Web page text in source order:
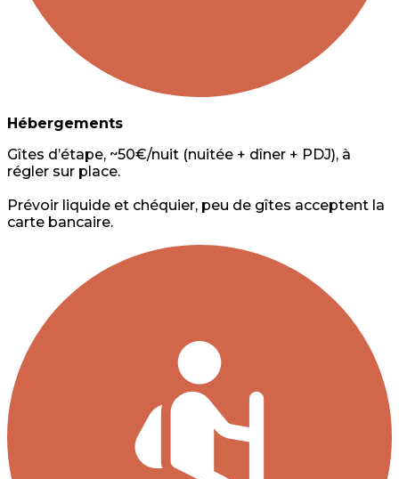
Hébergements
Gîtes d’étape, ~50€/nuit (nuitée + dîner + PDJ), à
régler sur place.
Prévoir liquide et chéquier, peu de gîtes acceptent la
carte bancaire.